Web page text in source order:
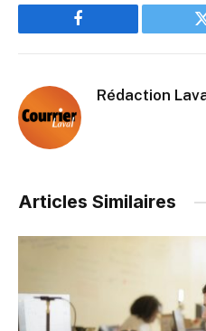
Facebook
Rédaction
Articles Similaires